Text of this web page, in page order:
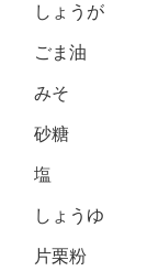
しょう
ごま
みそ
砂糖
塩
しょう
片栗